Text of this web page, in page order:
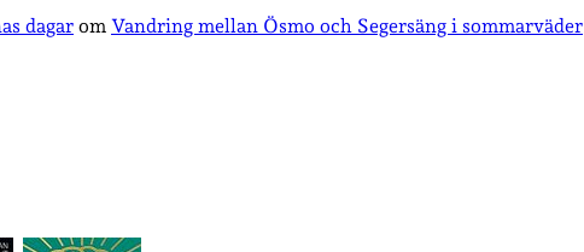
dagar om Vandring mellan Ösmo och Segersäng i sommarväder